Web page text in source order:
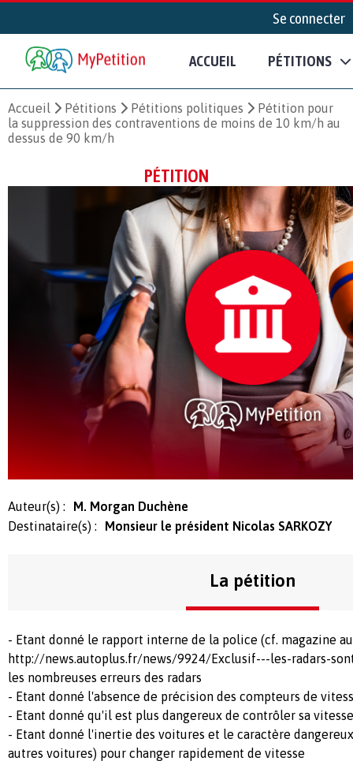
Se connecter
ACCUEIL PÉTITIONS
Accueil Pétitions Pétitions politiques
Pétition pour
la suppression des contraventions de moins de 10 km/h au
dessus de 90 km/h
PÉTITION
Auteur(s) :
M. Morgan Duchène
Destinataire(s) :
Monsieur le président Nicolas SARKOZY
La pétition
- Etant donné le rapport interne de la police (cf. magazine
http://news.autoplus.fr/news/9924/Exclusif---les-radars-
les nombreuses erreurs des radars
- Etant donné l'absence de précision des compteurs de
- Etant donné qu'il est plus dangereux de contrôler sa
- Etant donné l'inertie des voitures et le caractère
autres voitures) pour changer rapidement de vitesse